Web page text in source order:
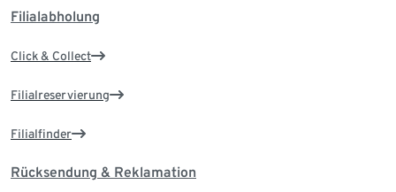
Filialabholung
Click & Collect
Filialreservierung
Filialfinder
Rücksendung & Reklamation